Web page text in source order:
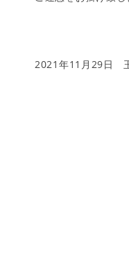
2021年11月29日